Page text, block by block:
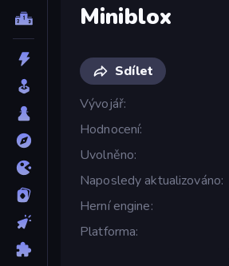
Miniblox
Sdílet
Vývojář
Hodnocení
Uvolněno
Naposledy aktualizováno
Herní engine
Platforma